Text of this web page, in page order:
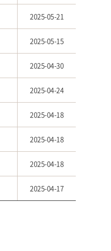
2025-05-21
2025-05-15
2025-04-30
2025-04-24
2025-04-18
2025-04-18
2025-04-18
2025-04-17